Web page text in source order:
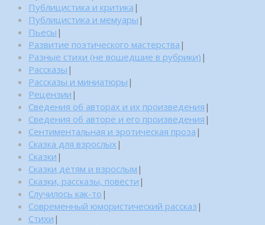
Публицистика и критика |
Публицистика и мемуары |
Пьесы |
Развитие поэтического мастерства |
Разные стихи (не вошедшие в рубрики) |
Рассказы |
Рассказы и миниатюры |
Рецензии |
Сведения об авторах и их произведения |
Сведения об авторе и его произведения |
Сентиментальная и эротическая проза |
Сказка для взрослых |
Сказки |
Сказки детям и взрослым |
Сказки, рассказы, повести |
Случилось как-то |
Современный юмористический рассказ |
Стихи |